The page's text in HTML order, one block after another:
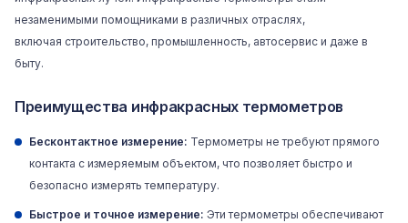
незаменимыми помощниками в различных отраслях,
включая строительство, промышленность, автосервис и даже в
быту.
Преимущества инфракрасных термометров
Бесконтактное измерение: Термометры не требуют прямого
контакта с измеряемым объектом, что позволяет быстро и
безопасно измерять температуру.
Быстрое и точное измерение: Эти термометры обеспечивают